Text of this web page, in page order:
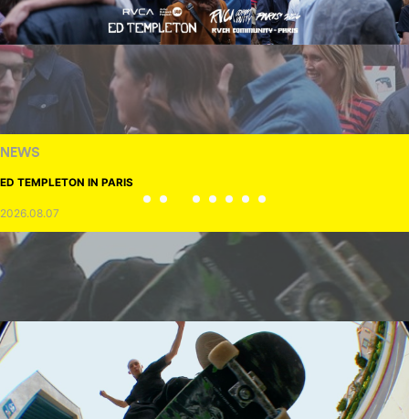
NEWS
ED TEMPLETON IN PARIS
2026.08.07